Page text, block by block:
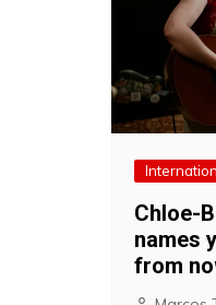
Chloe-
names
from